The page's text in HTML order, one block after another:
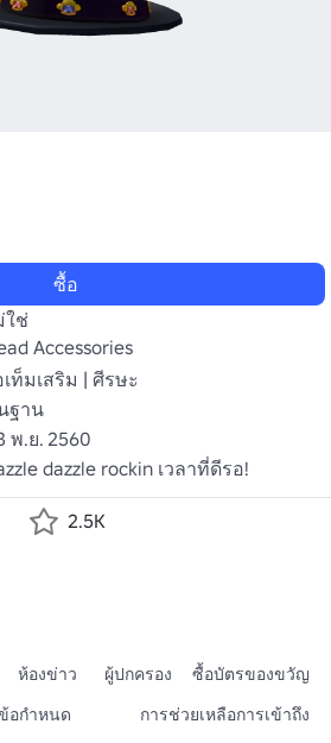
ซื้อ
ใช่
Accessories
เท็มเสริม | ศีรษะ
ฐาน
พ.ย. 2560
dazzle rockin เวลาที่ดีรอ!
2.5K
ห้องข่าว ผู้ปกครอง
ซื้อบัตรของขวัญ
อกำหนด การช่วยเหลือการเข้าถึง